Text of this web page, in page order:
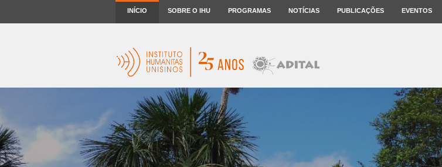
INÍCIO SOBRE O IHU PROGRAMAS NOTÍCIAS PUBLICAÇÕES EVENTOS